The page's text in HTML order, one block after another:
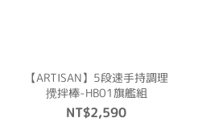
【ARTISAN】5段速手持調理
攪拌棒-HB01旗艦組
NT$2,590